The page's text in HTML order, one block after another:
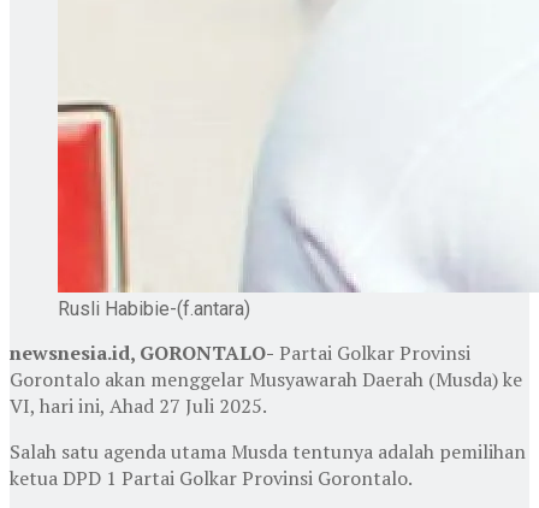
Rusli Habibie-(f.antara)
newsnesia.id, GORONTALO- Partai Golkar Provinsi
Gorontalo akan menggelar Musyawarah Daerah (Musda) ke
VI, hari ini, Ahad 27 Juli 2025.
Salah satu agenda utama Musda tentunya adalah pemilihan
ketua DPD 1 Partai Golkar Provinsi Gorontalo.